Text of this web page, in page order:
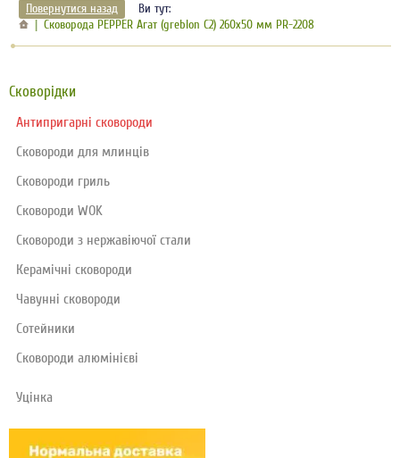
Повернутися назад
Ви тут:
Сковорода PEPPER Агат (greblon C2) 260x50 мм PR-2208
Сковорідки
Антипригарні сковороди
Сковороди для млинців
Сковороди гриль
Сковороди WOK
Сковороди з нержавіючої стали
Керамічні сковороди
Чавунні сковороди
Сотейники
Сковороди алюмінієві
Уцінка